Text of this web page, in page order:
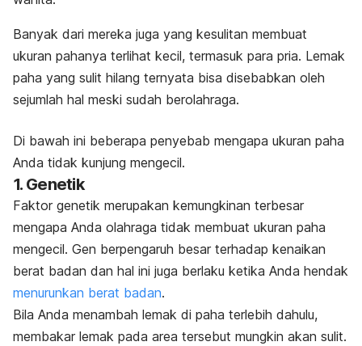
Banyak dari mereka juga yang kesulitan membuat
ukuran pahanya terlihat kecil, termasuk para pria. Lemak
paha yang sulit hilang ternyata bisa disebabkan oleh
sejumlah hal meski sudah berolahraga.
Di bawah ini beberapa penyebab mengapa ukuran paha
Anda tidak kunjung mengecil.
1. Genetik
Faktor genetik merupakan kemungkinan terbesar
mengapa Anda olahraga tidak membuat ukuran paha
mengecil. Gen berpengaruh besar terhadap kenaikan
berat badan dan hal ini juga berlaku ketika Anda hendak
menurunkan berat badan.
Bila Anda menambah lemak di paha terlebih dahulu,
membakar lemak pada area tersebut mungkin akan sulit.